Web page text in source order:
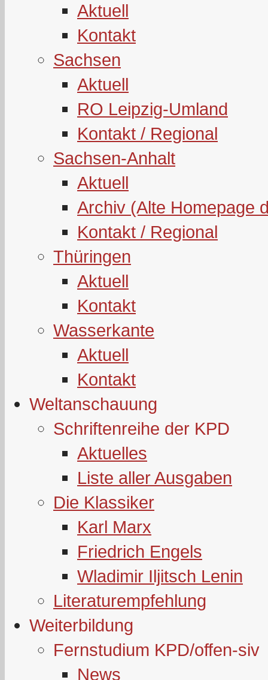
Aktuell
Kontakt
Sachsen
Aktuell
RO Leipzig-Umland
Kontakt / Regional
Sachsen-Anhalt
Aktuell
Archiv (Alte Homepage
Kontakt / Regional
Thüringen
Aktuell
Kontakt
Wasserkante
Aktuell
Kontakt
Weltanschauung
Schriftenreihe der KPD
Aktuelles
Liste aller Ausgaben
Die Klassiker
Karl Marx
Friedrich Engels
Wladimir Iljitsch Lenin
Literaturempfehlung
Weiterbildung
Fernstudium KPD/offen-siv
News